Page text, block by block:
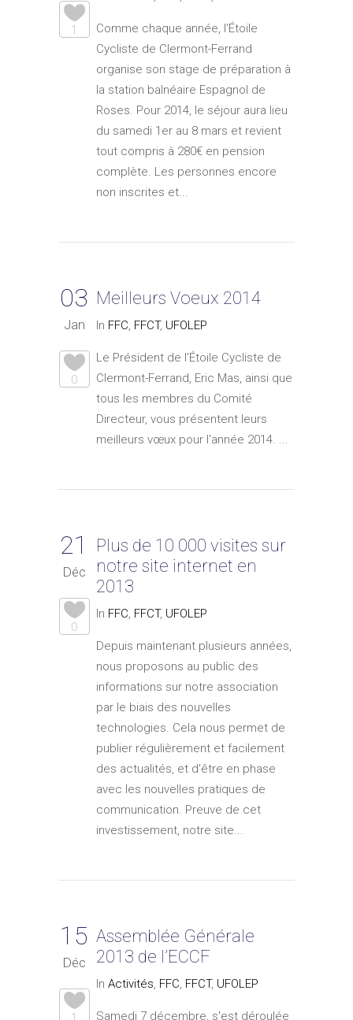
1
Comme chaque année, l’Étoile
Cycliste de Clermont-Ferrand
organise son stage de préparation à
la station balnéaire Espagnol de
Roses. Pour 2014, le séjour aura lieu
du samedi 1er au 8 mars et revient
tout compris à 280€ en pension
complète. Les personnes encore
non inscrites et...
03
Jan
0
Meilleurs Voeux 2014
In FFC FFCT, UFOLEP
Le Président de l’Étoile Cycliste de
Clermont-Ferrand, Eric Mas, ainsi que
tous les membres du Comité
Directeur, vous présentent leurs
meilleurs vœux pour l'année 2014. ...
21
Déc
0
Plus de 10 000 visites sur
notre site internet en
2013
In FFC FFCT, UFOLEP
Depuis maintenant plusieurs années,
nous proposons au public des
informations sur notre association
par le biais des nouvelles
technologies. Cela nous permet de
publier régulièrement et facilement
des actualités, et d'être en phase
avec les nouvelles pratiques de
communication. Preuve de cet
investissement, notre site...
15
Déc
Assemblée Générale
2013 de l’ECCF
In Activités FFC FFCT, UFOLEP
Samedi 7 décembre, s'est déroulée